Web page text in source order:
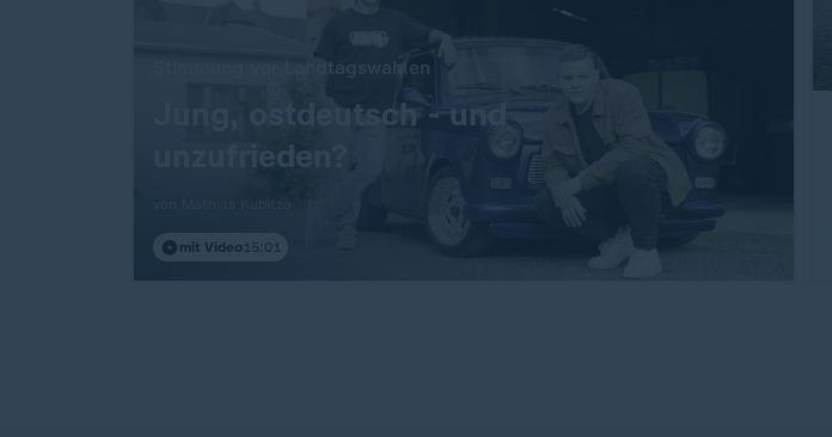
Stimmung vor Landtagswahlen
Jung, ostdeutsch - und
unzufrieden?
mit Video 15:01